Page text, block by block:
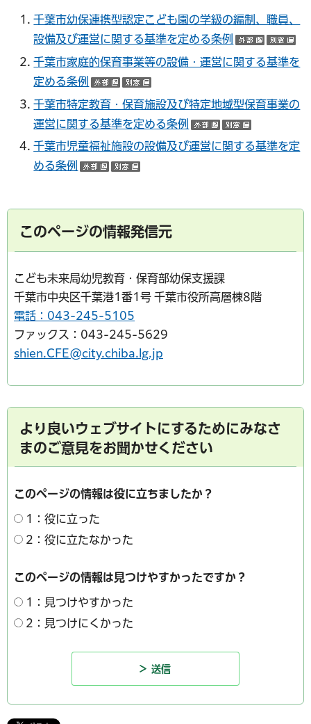
千葉市幼保連携型認定こども園の学級の編制、職員、
設備及び運営に関する基準を定める条例
（外部
千葉市家庭的保育事業等の設備・運営に関する基準を
定める条例
（外部サイトへリンク）
千葉市特定教育・保育施設及び特定地域型保育事業の
運営に関する基準を定める条例
（外部サイトへ
千葉市児童福祉施設の設備及び運営に関する基準を定
める条例
（外部サイトへリンク）
このページの情報発信元
こども未来局幼児教育・保育部幼保支援課
千葉市中央区千葉港1番1号 千葉市役所高層棟8階
電話：043-245-5105
ファックス：043-245-5629
shien.CFE@city.chiba.lg.jp
より良いウェブサイトにするためにみなさ
まのご意見をお聞かせください
このページの情報は役に立ちましたか？
1：役に立った
2：役に立たなかった
このページの情報は見つけやすかったですか？
1：見つけやすかった
2：見つけにくかった